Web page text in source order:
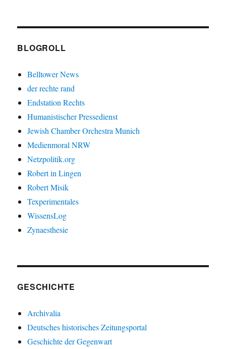
BLOGROLL
Belltower News
der rechte rand
Endstation Rechts
Humanistischer Pressedienst
Jewish Chamber Orchestra Munich
Medienmoral NRW
Netzpolitik.org
Robert in Lingen
Robert Misik
Texperimentales
WissensLog
Zynaesthesie
GESCHICHTE
Archivalia
Deutsches historisches Zeitungsportal
Geschichte der Gegenwart